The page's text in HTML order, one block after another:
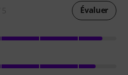
Évaluer